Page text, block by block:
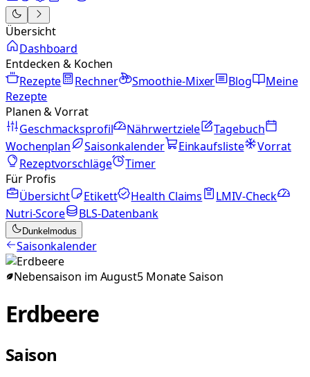
Übersicht
Dashboard
Entdecken & Kochen
Rezepte
Rechner Smoothie-Mixer Blog
Meine
Rezepte
Planen & Vorrat
Geschmacksprofil
Nährwertziele
Tagebuch
Wochenplan
Saisonkalender Einkaufsliste
Vorrat
Rezeptvorschläge
Timer
Für Profis
Übersicht
Etikett Health Claims
LMIV-Check
Nutri-Score
BLS-Datenbank
Dunkelmodus
Saisonkalender
Nebensaison im August5 MonateSaison
Erdbeere
Saison